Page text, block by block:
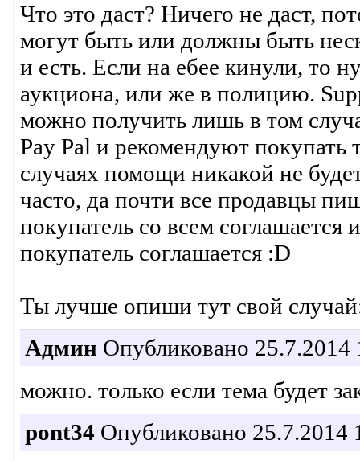
Что это даст? Ничего не даст,
могут быть или должны быть
и есть. Если на ебее кинули, то
аукциона, или же в полицию.
можно получить лишь в том
Pay Pal и рекомендуют покупать
случаях помощи никакой не
часто, да почти все продавцы
покупатель со всем
покупатель соглашается :D
Ты лучше опиши тут свой
Админ Опубликовано 25.7.2014
можно. только если тема будет
pont34 Опубликовано 25.7.2014